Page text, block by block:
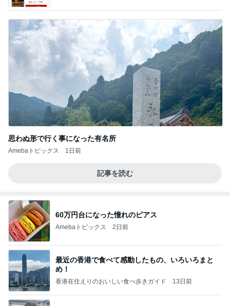
思わぬ形で行く事になった有名所
Amebaトピックス 1日前
記事を読む
60万円台になった憧れのピアス
Amebaトピックス 2日前
最近の香港で食べて感動したもの、いろいろまと
め！
香港在住えりのおいしい食べ歩きガイド 13日前